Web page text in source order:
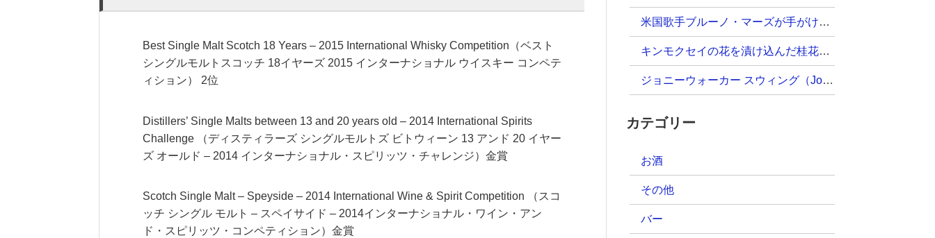
Best Single Malt Scotch 18 Years – 2015 International Whisky Competition（ベスト
シングルモルトスコッチ 18イヤーズ 2015 インターナショナル ウイスキー コンペテ
ィション） 2位
Distillers’ Single Malts between 13 and 20 years old – 2014 International Spirits
Challenge （ディスティラーズ シングルモルトズ ビトウィーン 13 アンド 20 イヤー
ズ オールド – 2014 インターナショナル・スピリッツ・チャレンジ）金賞
Scotch Single Malt – Speyside – 2014 International Wine & Spirit Competition （スコ
ッチ シングル モルト – スペイサイド – 2014インターナショナル・ワイン・アン
ド・スピリッツ・コンペティション）金賞
米国歌手ブルーノ・マーズが手がけたラム酒「セルバレイ・ラム」｜パナマ
キンモクセイの花を漬け込んだ桂花陳酒（けいかちんしゅ）｜中国
ジョニーウォーカー スウィング（Johnnie Walker Swing）｜イギリス
カテゴリー
お酒
その他
バー